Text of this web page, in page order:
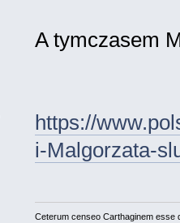
A tymczasem
https://
i-Malgorzata-
Ceterum censeo Carthaginem esse